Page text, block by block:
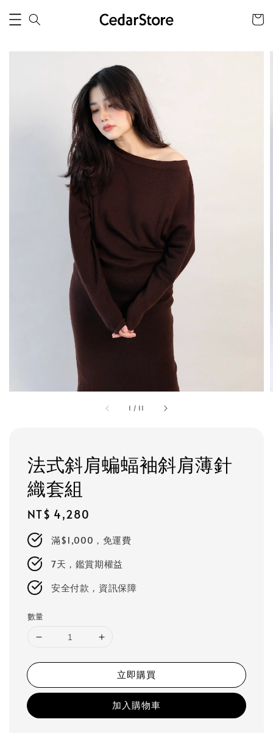
1 / 11
法式斜肩蝙蝠袖斜肩薄針
織套組
Regular
price
NT$ 4,280
滿$1,000，免運費
7天，鑑賞期權益
安全付款，資訊保障
數量
立即購買
加入購物車